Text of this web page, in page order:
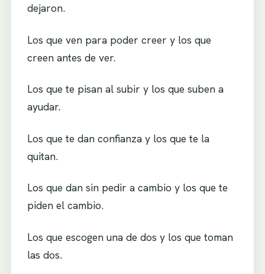
dejaron.
Los que ven para poder creer y los que
creen antes de ver.
Los que te pisan al subir y los que suben a
ayudar.
Los que te dan confianza y los que te la
quitan.
Los que dan sin pedir a cambio y los que te
piden el cambio.
Los que escogen una de dos y los que toman
las dos.